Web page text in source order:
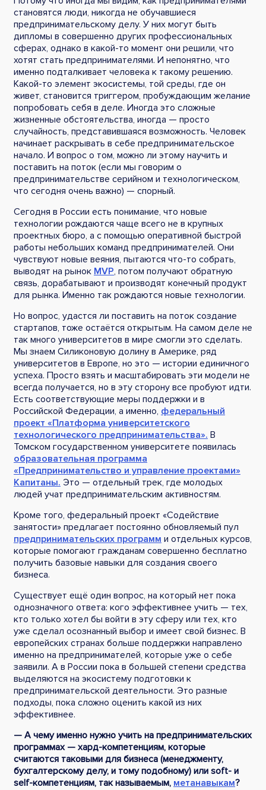
становятся люди, никогда не обучавшиеся
предпринимательскому делу. У них могут быть
дипломы в совершенно других профессиональных
сферах, однако в какой-то момент они решили, что
хотят стать предпринимателями. И непонятно, что
именно подталкивает человека к такому решению.
Какой-то элемент экосистемы, той среды, где он
живет, становится триггером, пробуждающим желание
попробовать себя в деле. Иногда это сложные
жизненные обстоятельства, иногда — просто
случайность, представившаяся возможность. Человек
начинает раскрывать в себе предпринимательское
начало. И вопрос о том, можно ли этому научить и
поставить на поток (если мы говорим о
предпринимательстве серийном и технологическом,
что сегодня очень важно) — спорный.
Сегодня в России есть понимание, что новые
технологии рождаются чаще всего не в крупных
проектных бюро, а с помощью оперативной быстрой
работы небольших команд предпринимателей. Они
чувствуют новые веяния, пытаются что-то собрать,
выводят на рынок MVP, потом получают обратную
связь, дорабатывают и производят конечный продукт
для рынка. Именно так рождаются новые технологии.
Но вопрос, удастся ли поставить на поток создание
стартапов, тоже остаётся открытым. На самом деле не
так много университетов в мире смогли это сделать.
Мы знаем Силиконовую долину в Америке, ряд
университетов в Европе, но это — истории единичного
успеха. Просто взять и масштабировать эти модели не
всегда получается, но в эту сторону все пробуют идти.
Есть соответствующие меры поддержки и в
Российской Федерации, а именно, федеральный
проект «Платформа университетского
технологического предпринимательства». В
Томском государственном университете появилась
образовательная программа
«Предпринимательство и управление проектами»
Капитаны. Это — отдельный трек, где молодых
людей учат предпринимательским активностям.
Кроме того, федеральный проект «Содействие
занятости» предлагает постоянно обновляемый пул
предпринимательских программ и отдельных курсов,
которые помогают гражданам совершенно бесплатно
получить базовые навыки для создания своего
бизнеса.
Существует ещё один вопрос, на который нет пока
однозначного ответа: кого эффективнее учить — тех,
кто только хотел бы войти в эту сферу или тех, кто
уже сделал осознанный выбор и имеет свой бизнес. В
европейских странах больше поддержки направлено
именно на предпринимателей, которые уже о себе
заявили. А в России пока в большей степени средства
выделяются на экосистему подготовки к
предпринимательской деятельности. Это разные
подходы, пока сложно оценить какой из них
эффективнее.
— А чему именно нужно учить на предпринимательских
программах — хард-компетенциям, которые
считаются таковыми для бизнеса (менеджменту,
бухгалтерскому делу, и тому подобному) или soft- и
self-компетенциям, так называемым, метанавыкам?